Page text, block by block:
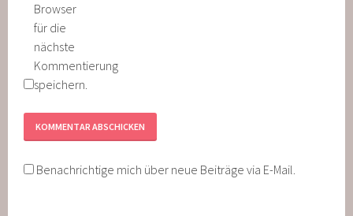
Browser
für die
nächste
Kommentierung
speichern.
Benachrichtige mich über neue Beiträge via E-Mail.